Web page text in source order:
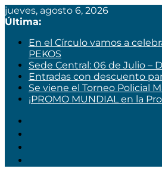
jueves, agosto 6, 2026
Última:
En el Círculo vamos a
PEKOS
Sede Central: 06 de Julio –
Entradas con descuento
Se viene el Torneo Policial
¡PROMO MUNDIAL en la